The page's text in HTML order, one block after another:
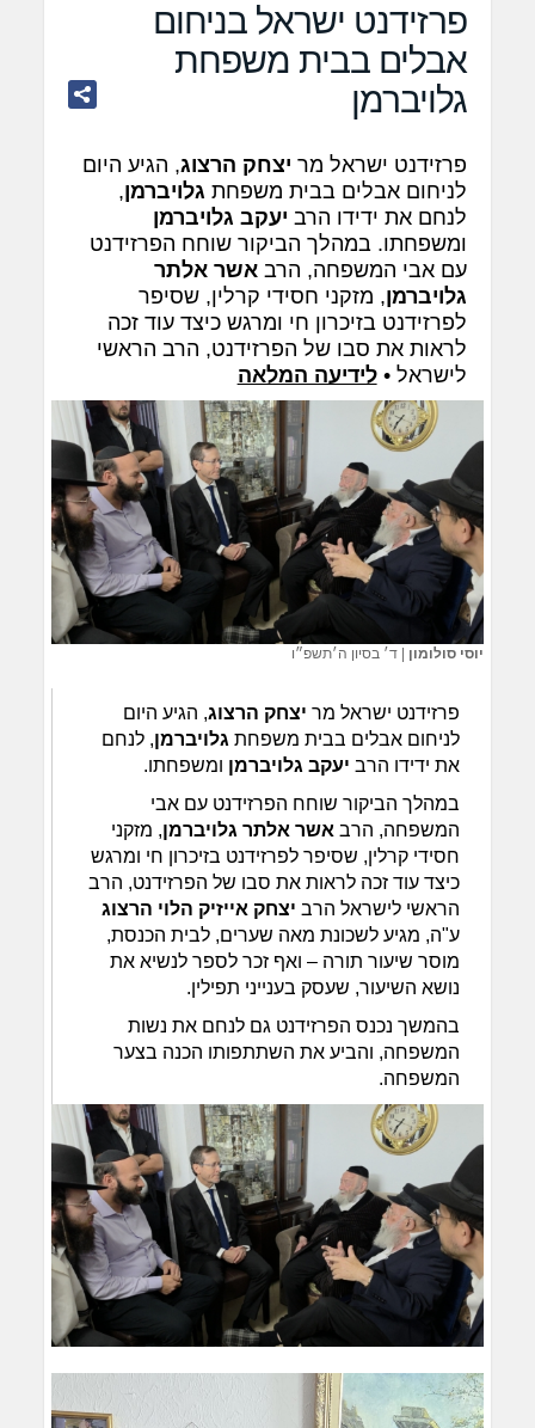
פרזידנט ישראל בניחום
אבלים בבית משפחת
גלויברמן
פרזידנט ישראל מר יצחק הרצוג, הגיע היום
לניחום אבלים בבית משפחת גלויברמן,
לנחם את ידידו הרב יעקב גלויברמן
ומשפחתו. במהלך הביקור שוחח הפרזידנט
עם אבי המשפחה, הרבאשר אלתר
גלויברמן, מזקני חסידי קרלין, שסיפר
לפרזידנט בזיכרון חי ומרגש כיצד עוד זכה
לראות את סבו של הפרזידנט, הרב הראשי
לישראל •לידיעה המלאה
יוסי סולומון |ד׳ בסיון ה׳תשפ״ו
פרזידנט ישראל מר יצחק הרצוג, הגיע היום
לניחום אבלים בבית משפחת גלויברמן, לנחם
את ידידו הרב יעקב גלויברמן ומשפחתו.
במהלך הביקור שוחח הפרזידנט עם אבי
המשפחה, הרב אשר אלתר גלויברמן, מזקני
חסידי קרלין, שסיפר לפרזידנט בזיכרון חי ומרגש
כיצד עוד זכה לראות את סבו של הפרזידנט, הרב
הראשי לישראל הרב יצחק אייזיק הלוי הרצוג
ע"ה, מגיע לשכונת מאה שערים, לבית הכנסת,
מוסר שיעור תורה – ואף זכר לספר לנשיא את
נושא השיעור, שעסק בענייני תפילין.
בהמשך נכנס הפרזידנט גם לנחם את נשות
המשפחה, והביע את השתתפותו הכנה בצער
המשפחה.